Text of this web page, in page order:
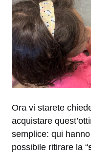
Ora vi starete
acquistare
semplice: qui
possibile ritirare la “